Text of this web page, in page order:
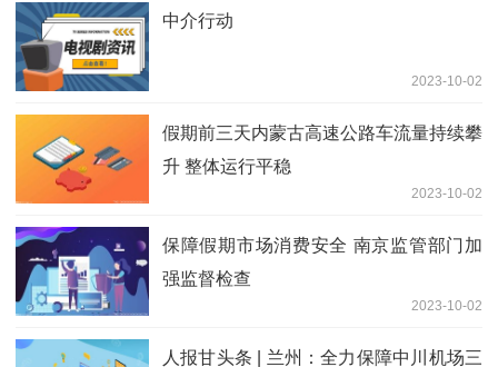
中介行动
2023-10-02
假期前三天内蒙古高速公路车流量持续攀
升 整体运行平稳
2023-10-02
保障假期市场消费安全 南京监管部门加
强监督检查
2023-10-02
人报甘头条 | 兰州：全力保障中川机场三